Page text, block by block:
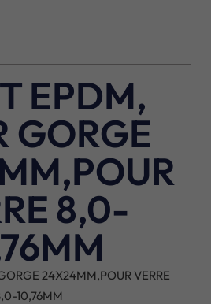
EPDM,
GORGE
8,0-
24X24MM,POUR VERRE
10,76MM